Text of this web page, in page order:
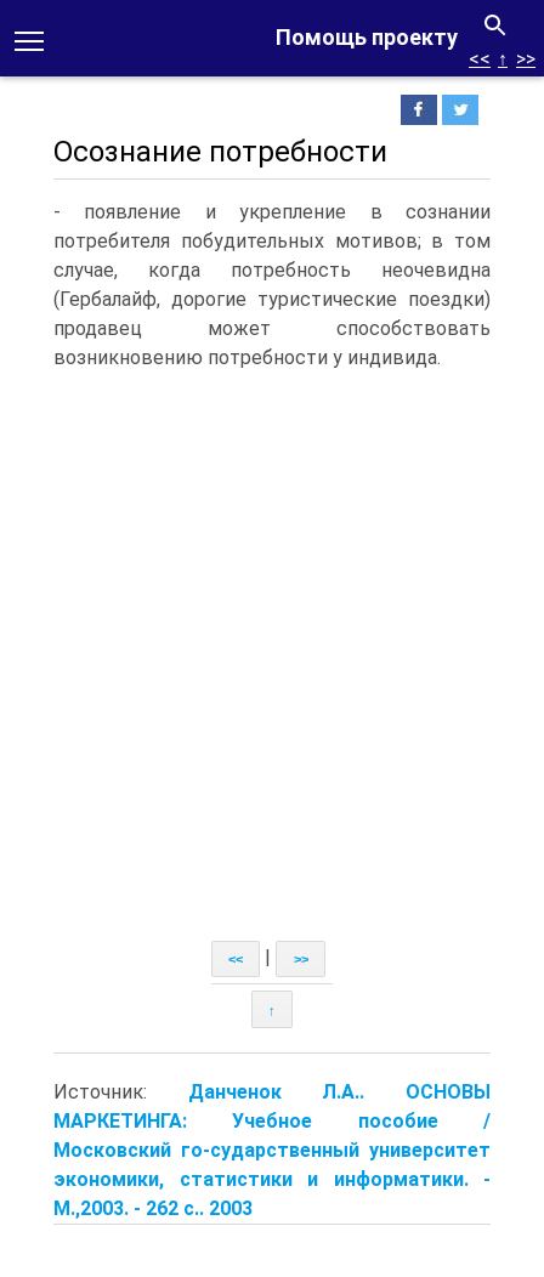
Помощь проекту
<< ↑ >>
Осознание потребности
- появление и укрепление в сознании
потребителя побудительных мотивов; в том
случае, когда потребность неочевидна
(Гербалайф, дорогие туристические поездки)
продавец может способствовать
возникновению потребности у индивида.
<< >>
↑
Источник: Данченок Л.А.. ОСНОВЫ
МАРКЕТИНГА: Учебное пособие /
Московский го-сударственный университет
экономики, статистики и информатики. -
М.,2003. - 262 с.. 2003